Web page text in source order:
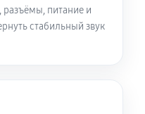
разъёмы, питание и
стабильный звук